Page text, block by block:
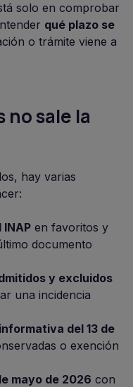
solo en comprobar
qué plazo se
o trámite viene a
sale la
hay varias
en favoritos y
documento
y excluidos
una incidencia
del 13 de
o exención
mayo de 2026 con